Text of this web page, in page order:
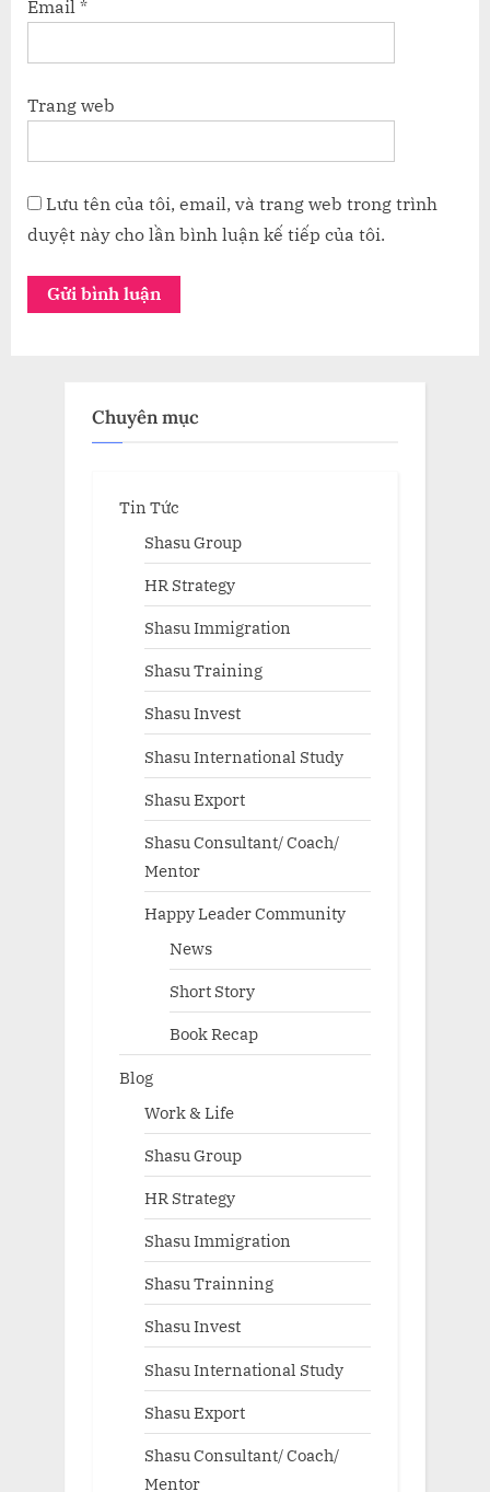
Email *
Trang web
Lưu tên của tôi, email, và trang web trong trình
duyệt này cho lần bình luận kế tiếp của tôi.
Chuyên mục
Tin Tức
Shasu Group
HR Strategy
Shasu Immigration
Shasu Training
Shasu Invest
Shasu International Study
Shasu Export
Shasu Consultant/ Coach/
Mentor
Happy Leader Community
News
Short Story
Book Recap
Blog
Work & Life
Shasu Group
HR Strategy
Shasu Immigration
Shasu Trainning
Shasu Invest
Shasu International Study
Shasu Export
Shasu Consultant/ Coach/
Mentor